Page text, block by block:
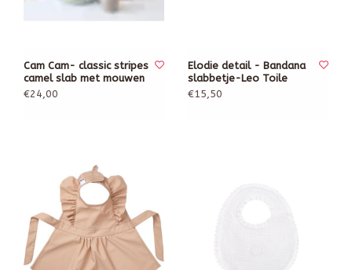
Cam Cam- classic stripes
camel slab met mouwen
€24,00
Elodie detail - Bandana
slabbetje-Leo Toile
€15,50